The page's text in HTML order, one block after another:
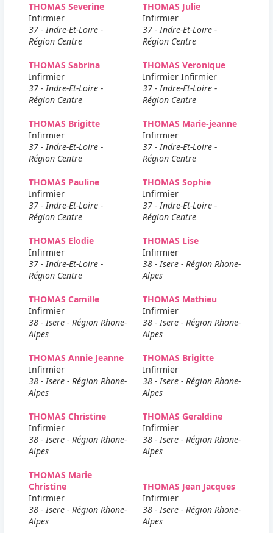
THOMAS Severine
Infirmier
37 - Indre-Et-Loire -
Région Centre
THOMAS Julie
Infirmier
37 - Indre-Et-Loire -
Région Centre
THOMAS Sabrina
Infirmier
37 - Indre-Et-Loire -
Région Centre
THOMAS Veronique
Infirmier Infirmier
37 - Indre-Et-Loire -
Région Centre
THOMAS Brigitte
Infirmier
37 - Indre-Et-Loire -
Région Centre
THOMAS Marie-jeanne
Infirmier
37 - Indre-Et-Loire -
Région Centre
THOMAS Pauline
Infirmier
37 - Indre-Et-Loire -
Région Centre
THOMAS Sophie
Infirmier
37 - Indre-Et-Loire -
Région Centre
THOMAS Elodie
Infirmier
37 - Indre-Et-Loire -
Région Centre
THOMAS Lise
Infirmier
38 - Isere - Région Rhone-
Alpes
THOMAS Camille
Infirmier
38 - Isere - Région Rhone-
Alpes
THOMAS Mathieu
Infirmier
38 - Isere - Région Rhone-
Alpes
THOMAS Annie Jeanne
Infirmier
38 - Isere - Région Rhone-
Alpes
THOMAS Brigitte
Infirmier
38 - Isere - Région Rhone-
Alpes
THOMAS Christine
Infirmier
38 - Isere - Région Rhone-
Alpes
THOMAS Geraldine
Infirmier
38 - Isere - Région Rhone-
Alpes
THOMAS Marie
Christine
Infirmier
38 - Isere - Région Rhone-
Alpes
THOMAS Jean Jacques
Infirmier
38 - Isere - Région Rhone-
Alpes